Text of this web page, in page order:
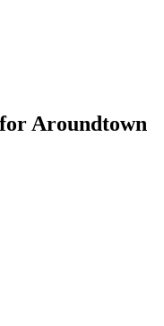
Aroundtown